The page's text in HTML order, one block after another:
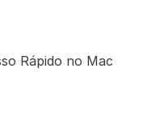
Rápido no Mac